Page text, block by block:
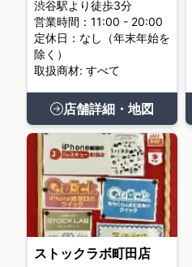
渋谷駅より徒歩3分
営業時間：11:00 - 20:00
定休日：なし（年末年始を
除く）
取扱商材: すべて
店舗詳細・地図
ストックラボ町田店